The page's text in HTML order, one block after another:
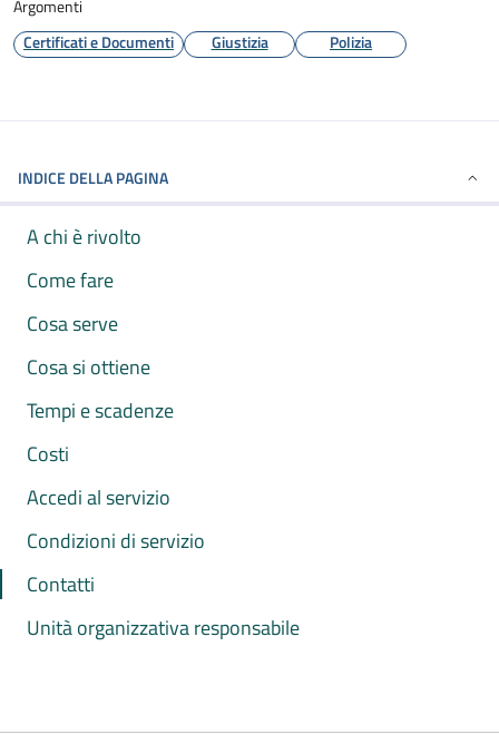
Argomenti
Certificati e Documenti
Giustizia Polizia
INDICE DELLA PAGINA
A chi è rivolto
Come fare
Cosa serve
Cosa si ottiene
Tempi e scadenze
Costi
Accedi al servizio
Condizioni di servizio
Contatti
Unità organizzativa responsabile